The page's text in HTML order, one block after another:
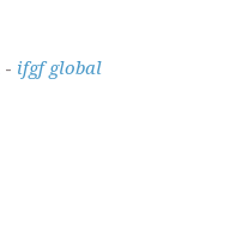
- ifgf global